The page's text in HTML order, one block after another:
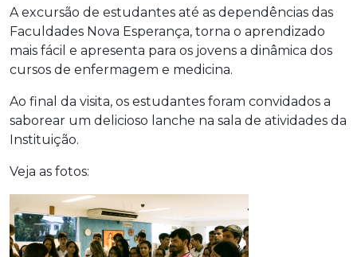
A excursão de estudantes até as dependências das
Faculdades Nova Esperança, torna o aprendizado
mais fácil e apresenta para os jovens a dinâmica dos
cursos de enfermagem e medicina.
Ao final da visita, os estudantes foram convidados a
saborear um delicioso lanche na sala de atividades da
Instituição.
Veja as fotos: